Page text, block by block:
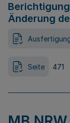
Änderung
Seite 471